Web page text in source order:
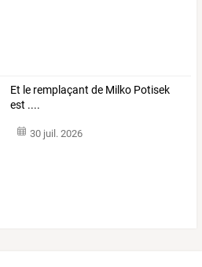
Et le remplaçant de Milko Potisek
est ....
30 juil. 2026